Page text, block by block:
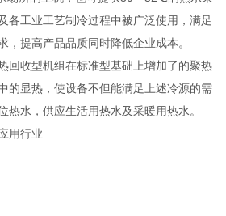
各工业工艺制冷过程中被广泛使用，满足
，提高产品品质同时降低企业成本。
回收型机组在标准型基础上增加了的聚热
的显热，使设备不但能满足上述冷源的需
热水，供应生活用热水及采暖用热水。
用行业